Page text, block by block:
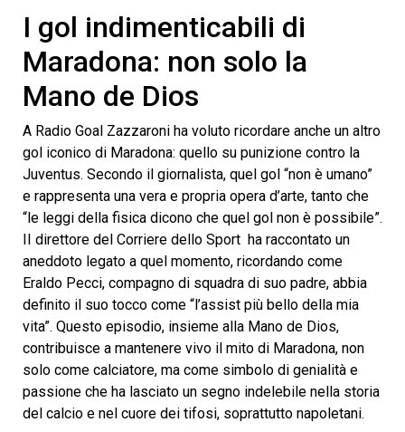
I gol indimenticabili di
Maradona: non solo la
Mano de Dios
A Radio Goal Zazzaroni ha voluto ricordare anche un altro
gol iconico di Maradona: quello su punizione contro la
Juventus. Secondo il giornalista, quel gol “non è umano”
e rappresenta una vera e propria opera d’arte, tanto che
“le leggi della fisica dicono che quel gol non è possibile”.
II direttore del Corriere dello Sport ha raccontato un
aneddoto legato a quel momento, ricordando come
Eraldo Pecci, compagno di squadra di suo padre, abbia
definito il suo tocco come “l’assist più bello della mia
vita”. Questo episodio, insieme alla Mano de Dios,
contribuisce a mantenere vivo il mito di Maradona, non
solo come calciatore, ma come simbolo di genialità e
passione che ha lasciato un segno indelebile nella storia
del calcio e nel cuore dei tifosi, soprattutto napoletani.